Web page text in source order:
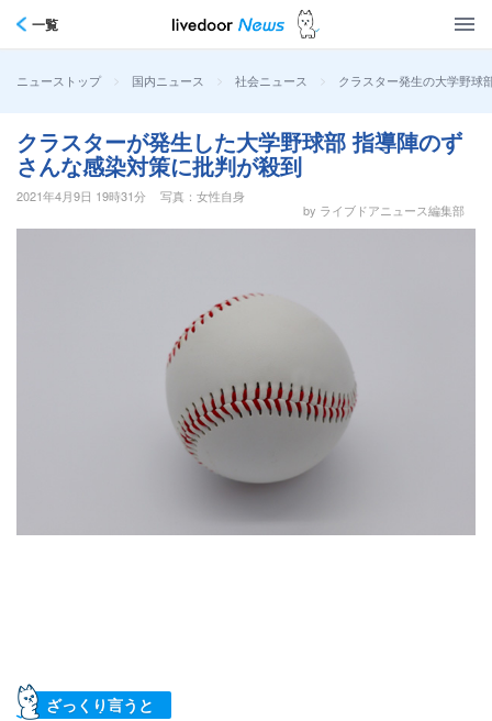
一覧
ニューストップ > 国内ニュース > 社会ニュース > クラスター発生の大学野球
クラスターが発生した大学野球部 指導陣のず
さんな感染対策に批判が殺到
2021年4月9日 19時31分
写真：女性自身
by ライブドアニュース編集部
ざっくり言うと